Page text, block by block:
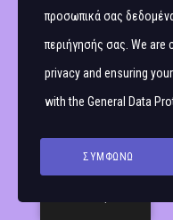
προσωπικά σας
περιήγησής σας. We
privacy and ensuring
with the General Data
ΣΥΜΦΩΝΏ